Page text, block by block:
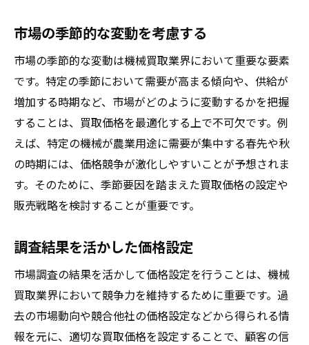
市場の季節的な変動を考慮する
市場の季節的な変動は機械買取業界において重要な要素
です。特定の季節において需要が高まる傾向や、供給が
増加する時期など、市場がどのように変動するかを把握
することは、買取価格を最適化する上で不可欠です。例
えば、特定の機械が農業用途に需要が集中する春先や秋
の時期には、価格競争が激化しやすいことが予想されま
す。そのために、季節要因を踏まえた買取価格の設定や
販売戦略を検討することが重要です。
調査結果を活かした価格設定
市場調査の結果を活かして価格設定を行うことは、機械
買取業界において競争力を維持するために重要です。過
去の市場動向や競合他社の価格設定などから得られる情
報を元に、適切な買取価格を設定することで、顧客の信